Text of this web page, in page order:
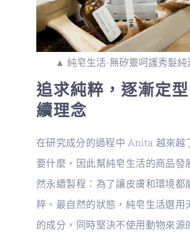
▲ 純皂生活-無矽靈呵護秀髮純
追求純粹，逐漸定
續理念
在研究成分的過程中 Anita 越來越
要什麼，因此幫純皂生活的商品發
然永續製程：為了讓皮膚和環境都
粹、最自然的狀態，純皂生活選用
的成分，同時堅決不使用動物來源